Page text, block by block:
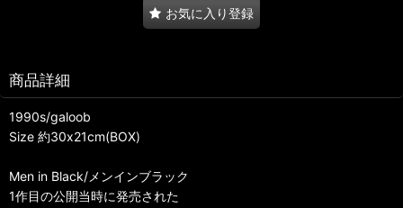
お気に入り登録
商品詳細
1990s/galoob
Size 約30x21cm(BOX)
Men in Black/メンインブラック
1作目の公開当時に発売された